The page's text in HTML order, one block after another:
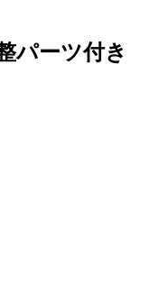
ーツ付き